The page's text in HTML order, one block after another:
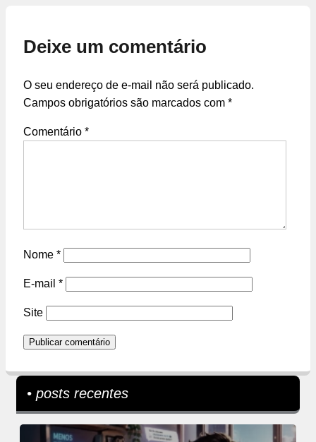
Deixe um comentário
O seu endereço de e-mail não será publicado.
Campos obrigatórios são marcados com *
Comentário *
Nome *
E-mail *
Site
• posts recentes